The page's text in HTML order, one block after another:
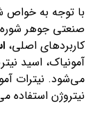
با توجه به خواص
صنعتی جوهر شوره
کاربردهای اصلی،
آمونیاک، اسید
می‌شود. نیترات
نیتروژن